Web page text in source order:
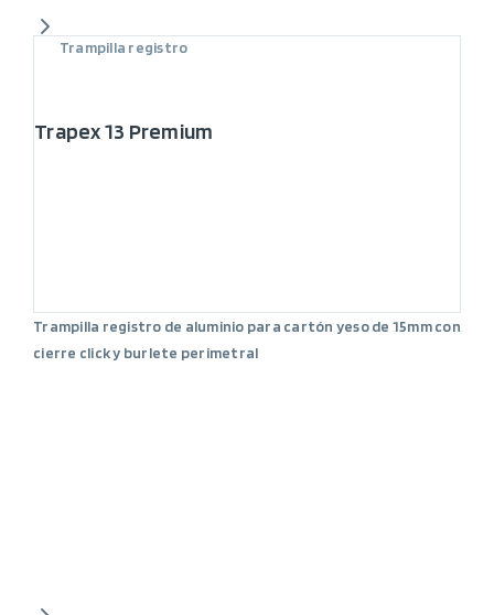
Trampilla registro
Trapex 13 Premium
Trampilla registro de aluminio para cartón yeso de 15mm con
cierre click y burlete perimetral